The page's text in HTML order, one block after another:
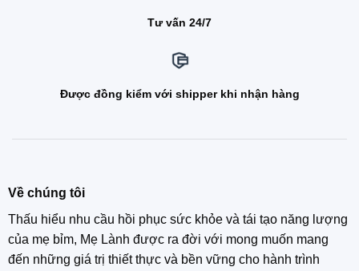
Tư vấn 24/7
Được đồng kiểm với shipper khi nhận hàng
Về chúng tôi
Thấu hiểu nhu cầu hồi phục sức khỏe và tái tạo năng lượng
của mẹ bỉm, Mẹ Lành được ra đời với mong muốn mang
đến những giá trị thiết thực và bền vững cho hành trình